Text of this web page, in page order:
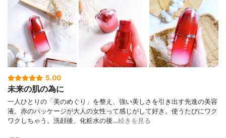
5.00
未来の肌の為に
一人ひとりの「美のめぐり」を整え、強い美しさを引き出す先進の美容
液。赤のパッケージが大人の女性って感じがして好き。使うたびにワク
ワクしちゃう。洗顔後、化粧水の後…続きを見る